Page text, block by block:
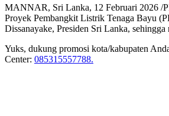
MANNAR, Sri Lanka, 12 Februari 2026 /
Proyek Pembangkit Listrik Tenaga Bayu
Dissanayake, Presiden Sri Lanka,
Yuks, dukung promosi kota/kabupaten
Center: 085315557788.